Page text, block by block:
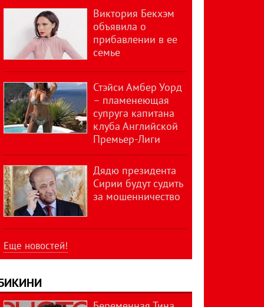
Виктория Бекхэм
объявила о
прибавлении в ее
семье
Стэйси Амбер Уорд
– пламенеющая
супруга капитана
клуба Английской
Премьер-Лиги
Дядю президента
Сирии будут судить
за мошенничество
Еще новостей!